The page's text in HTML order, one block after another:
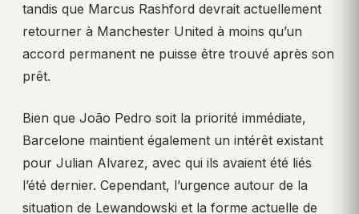
tandis que Marcus Rashford devrait actuellement
retourner à Manchester United à moins qu’un
accord permanent ne puisse être trouvé après son
prêt.
Bien que João Pedro soit la priorité immédiate,
Barcelone maintient également un intérêt existant
pour Julian Alvarez, avec qui ils avaient été liés
l’été dernier. Cependant, l’urgence autour de la
situation de Lewandowski et la forme actuelle de